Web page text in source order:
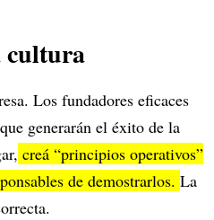
cultura
Los fundadores eficaces
generarán el éxito de la
creá “principios operativos”
de demostrarlos. La